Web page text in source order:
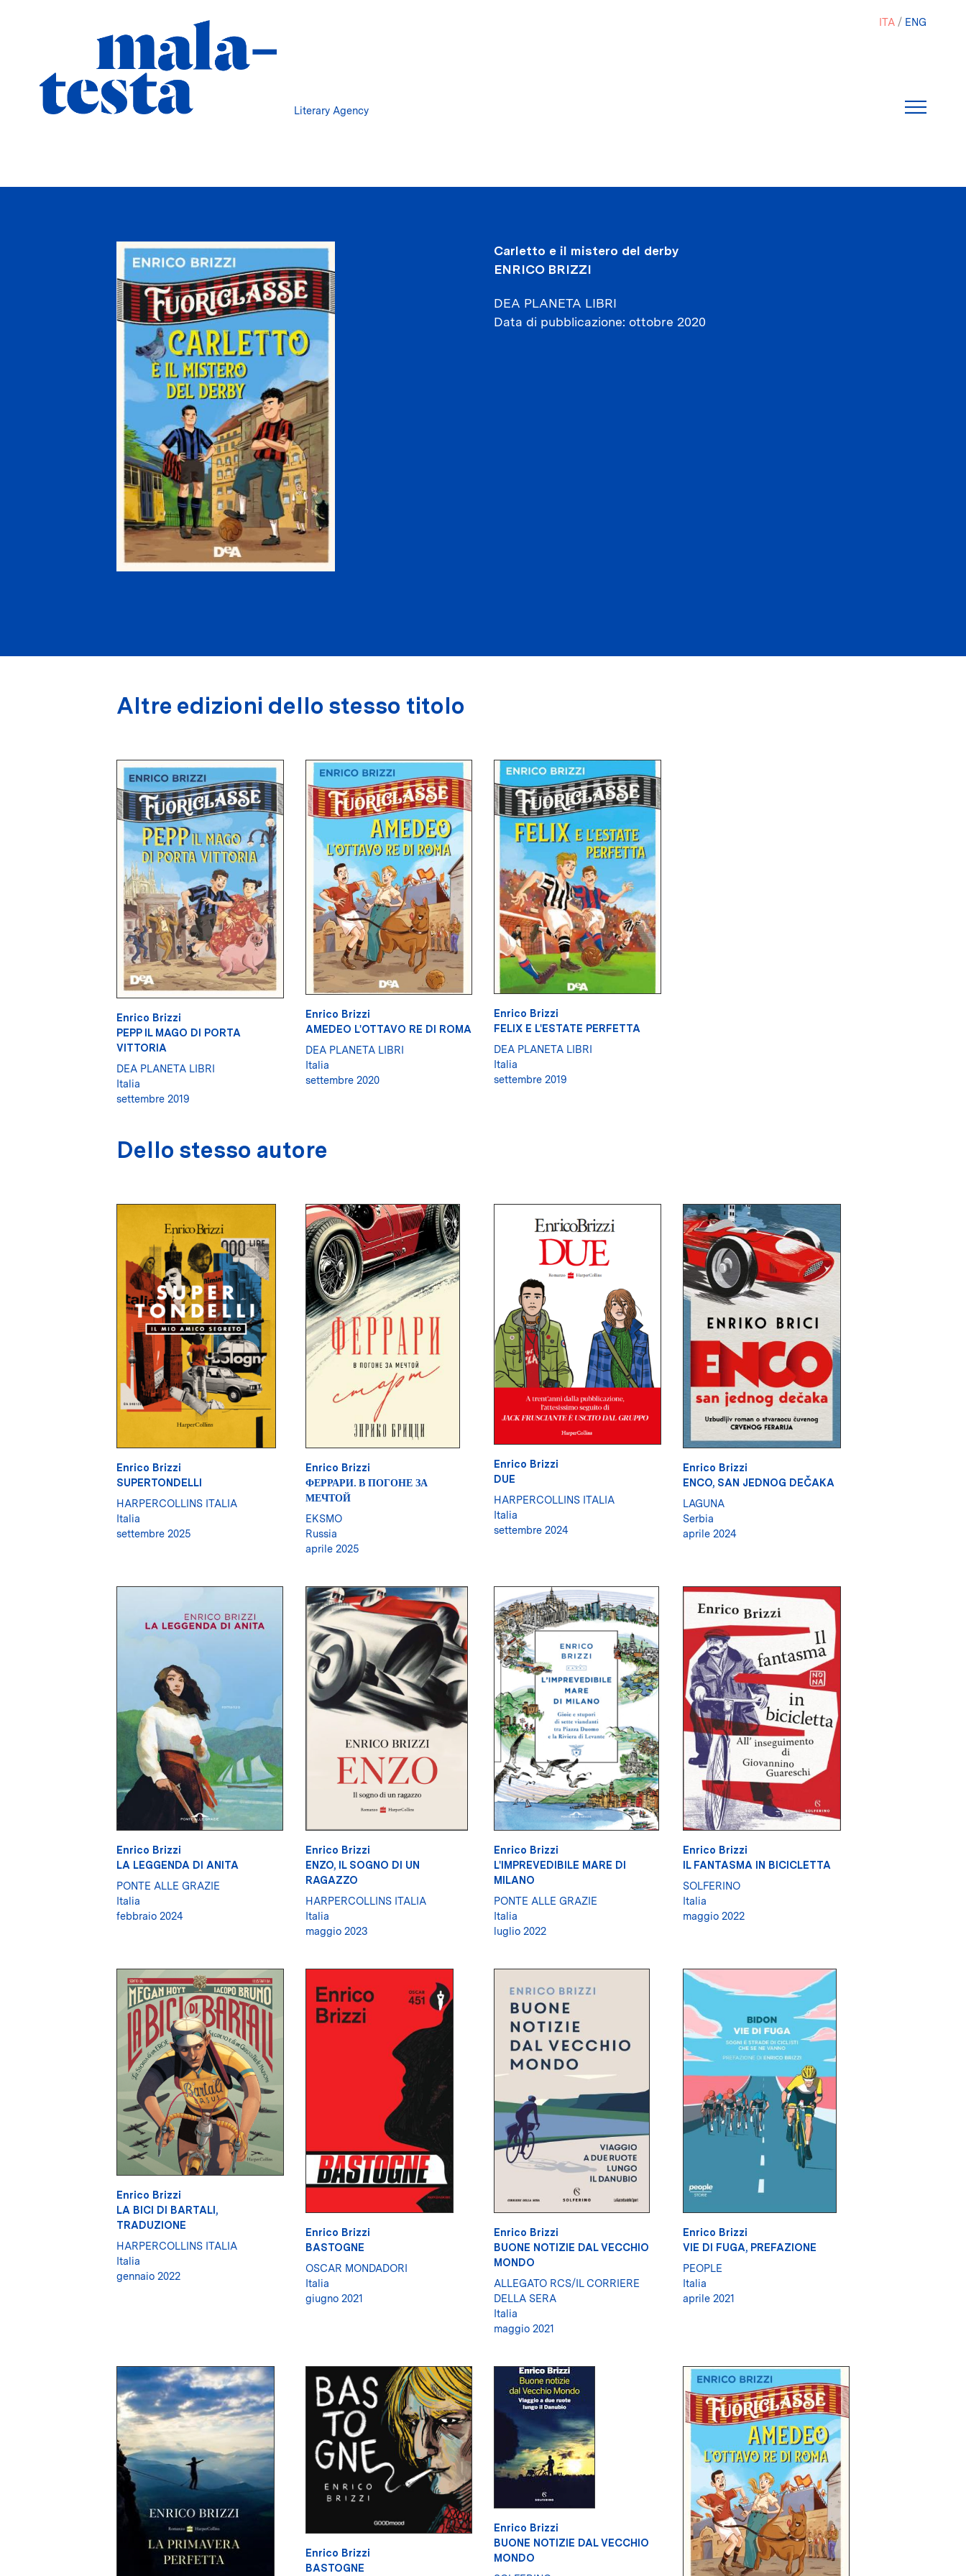
Literary Agency
ITA ENG
Carletto e il mistero del derby
ENRICO BRIZZI
DEA PLANETA LIBRI
Data di pubblicazione ottobre 2020
Altre edizioni dello stesso titolo
Enrico Brizzi
PEPP IL MAGO DI PORTA
VITTORIA
DEA PLANETA LIBRI
Italia
settembre 2019
Enrico Brizzi
AMEDEO L'OTTAVO RE DI ROMA
DEA PLANETA LIBRI
Italia
settembre 2020
Enrico Brizzi
FELIX E L'ESTATE PERFETTA
DEA PLANETA LIBRI
Italia
settembre 2019
Dello stesso autore
Enrico Brizzi
SUPERTONDELLI
HARPERCOLLINS ITALIA
Italia
settembre 2025
Enrico Brizzi
ФЕРРАРИ. В ПОГОНЕ ЗА
МЕЧТОЙ
EKSMO
Russia
aprile 2025
Enrico Brizzi
DUE
HARPERCOLLINS ITALIA
Italia
settembre 2024
Enrico Brizzi
ENCO, SAN JEDNOG DEČAKA
LAGUNA
Serbia
aprile 2024
Enrico Brizzi
LA LEGGENDA DI ANITA
PONTE ALLE GRAZIE
Italia
febbraio 2024
Enrico Brizzi
ENZO, IL SOGNO DI UN
RAGAZZO
HARPERCOLLINS ITALIA
Italia
maggio 2023
Enrico Brizzi
L'IMPREVEDIBILE MARE DI
MILANO
PONTE ALLE GRAZIE
Italia
luglio 2022
Enrico Brizzi
IL FANTASMA IN BICICLETTA
SOLFERINO
Italia
maggio 2022
Enrico Brizzi
LA BICI DI BARTALI,
TRADUZIONE
HARPERCOLLINS ITALIA
Italia
gennaio 2022
Enrico Brizzi
BASTOGNE
OSCAR MONDADORI
Italia
giugno 2021
Enrico Brizzi
BUONE NOTIZIE DAL VECCHIO
MONDO
ALLEGATO RCS/IL CORRIERE
DELLA SERA
Italia
maggio 2021
Enrico Brizzi
VIE DI FUGA, PREFAZIONE
PEOPLE
Italia
aprile 2021
Enrico Brizzi
BASTOGNE
Enrico Brizzi
BUONE NOTIZIE DAL VECCHIO
MONDO